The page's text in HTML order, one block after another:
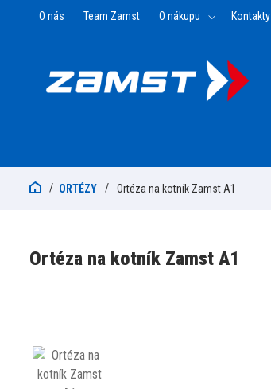
O nás Team Zamst O nákupu Kontakty
ORTÉZY Ortéza na kotník Zamst A1
Ortéza na kotník Zamst A1